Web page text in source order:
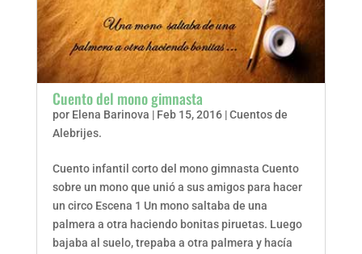
Cuento del mono gimnasta
por Elena Barinova | Feb 15, 2016|Cuentos de
Alebrijes.
Cuento infantil corto del mono gimnasta Cuento
sobre un mono que unió a sus amigos para hacer
un circo Escena 1 Un mono saltaba de una
palmera a otra haciendo bonitas piruetas. Luego
bajaba al suelo, trepaba a otra palmera y hacía